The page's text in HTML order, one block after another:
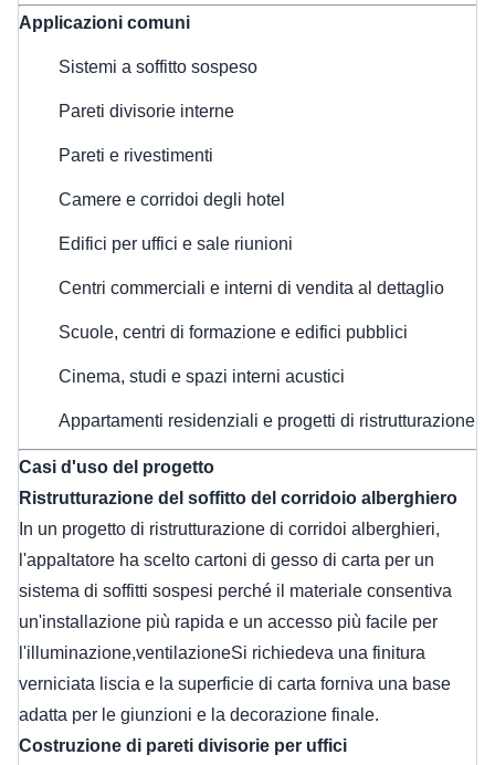
Applicazioni comuni
Sistemi a soffitto sospeso
Pareti divisorie interne
Pareti e rivestimenti
Camere e corridoi degli hotel
Edifici per uffici e sale riunioni
Centri commerciali e interni di vendita al dettaglio
Scuole, centri di formazione e edifici pubblici
Cinema, studi e spazi interni acustici
Appartamenti residenziali e progetti di ristrutturazione
Casi d'uso del progetto
Ristrutturazione del soffitto del corridoio alberghiero
In un progetto di ristrutturazione di corridoi alberghieri,
l'appaltatore ha scelto cartoni di gesso di carta per un
sistema di soffitti sospesi perché il materiale consentiva
un'installazione più rapida e un accesso più facile per
l'illuminazione,ventilazioneSi richiedeva una finitura
verniciata liscia e la superficie di carta forniva una base
adatta per le giunzioni e la decorazione finale.
Costruzione di pareti divisorie per uffici